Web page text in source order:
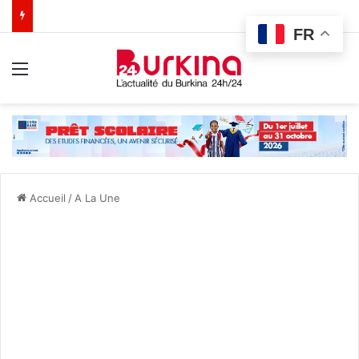
Accueil / A La Une
FR